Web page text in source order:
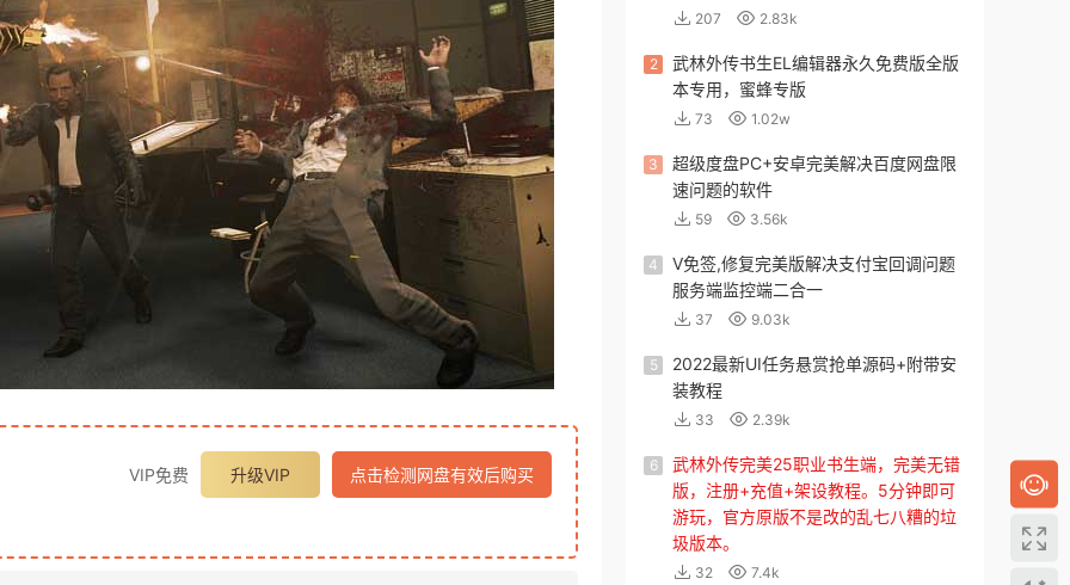
VIP免费 升级VIP 点击检测网盘有效后购买
207 2.83k
2
武林外传书生EL编辑器永久免费版全版
本专用，蜜蜂专版
73 1.02w
3
超级度盘PC+安卓完美解决百度网盘限
速问题的软件
59 3.56k
4
V免签,修复完美版解决支付宝回调问题
服务端监控端二合一
37 9.03k
5
2022最新UI任务悬赏抢单源码+附带安
装教程
33 2.39k
6
武林外传完美25职业书生端，完美无错
版，注册+充值+架设教程。5分钟即可
游玩，官方原版不是改的乱七八糟的垃
圾版本。
32 7.4k